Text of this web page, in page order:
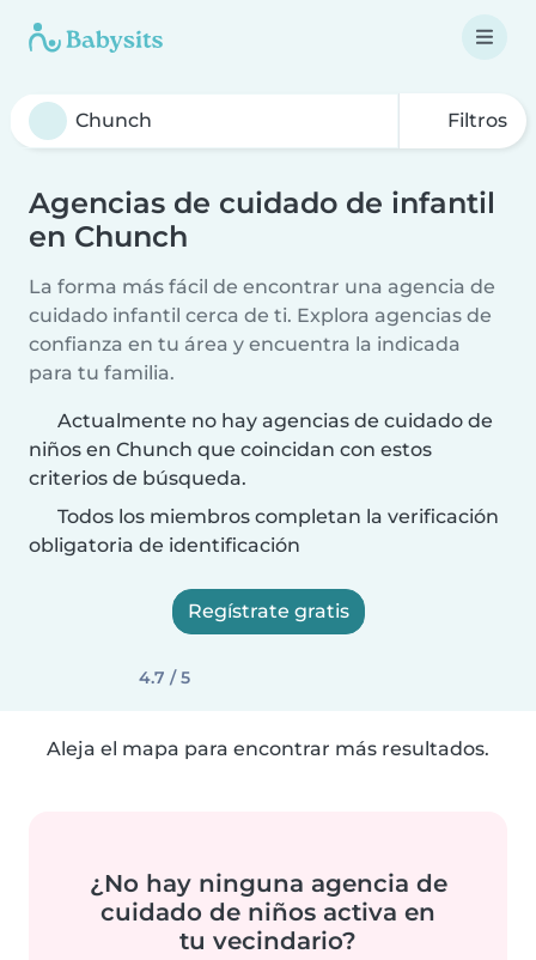
Filtros
Agencias de cuidado de infantil
en Chunch
La forma más fácil de encontrar una agencia de
cuidado infantil cerca de ti. Explora agencias de
confianza en tu área y encuentra la indicada
para tu familia.
Actualmente no hay agencias de cuidado de
niños en Chunch que coincidan con estos
criterios de búsqueda.
Todos los miembros completan la verificación
obligatoria de identificación
Regístrate gratis
4.7 / 5
Aleja el mapa para encontrar más resultados.
¿No hay ninguna agencia de
cuidado de niños activa en
tu vecindario?